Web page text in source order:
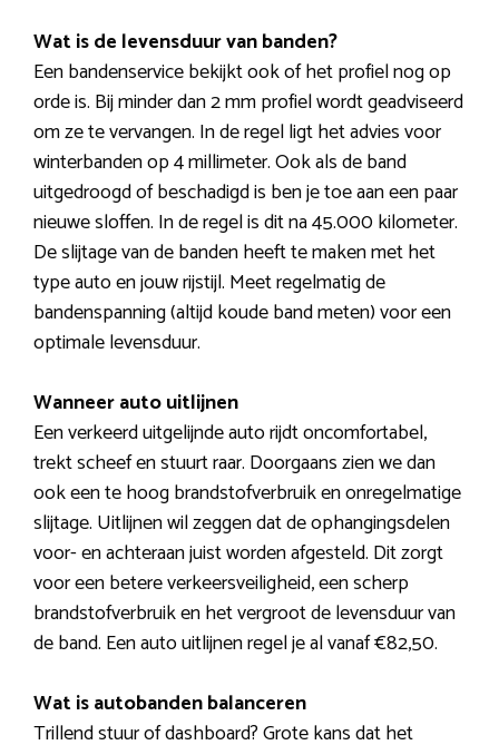
Wat is de levensduur van banden?
Een bandenservice bekijkt ook of het profiel nog op
orde is. Bij minder dan 2 mm profiel wordt geadviseerd
om ze te vervangen. In de regel ligt het advies voor
winterbanden op 4 millimeter. Ook als de band
uitgedroogd of beschadigd is ben je toe aan een paar
nieuwe sloffen. In de regel is dit na 45.000 kilometer.
De slijtage van de banden heeft te maken met het
type auto en jouw rijstijl. Meet regelmatig de
bandenspanning (altijd koude band meten) voor een
optimale levensduur.
Wanneer auto uitlijnen
Een verkeerd uitgelijnde auto rijdt oncomfortabel,
trekt scheef en stuurt raar. Doorgaans zien we dan
ook een te hoog brandstofverbruik en onregelmatige
slijtage. Uitlijnen wil zeggen dat de ophangingsdelen
voor- en achteraan juist worden afgesteld. Dit zorgt
voor een betere verkeersveiligheid, een scherp
brandstofverbruik en het vergroot de levensduur van
de band. Een auto uitlijnen regel je al vanaf €82,50.
Wat is autobanden balanceren
Trillend stuur of dashboard? Grote kans dat het